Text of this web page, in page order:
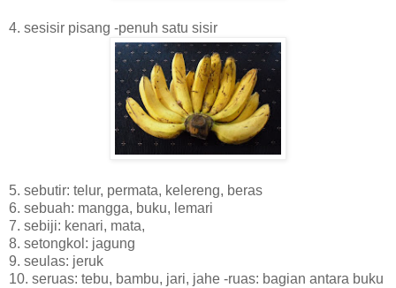
4. sesisir pisang -penuh satu sisir
5. sebutir: telur, permata, kelereng, beras
6. sebuah: mangga, buku, lemari
7. sebiji: kenari, mata,
8. setongkol: jagung
9. seulas: jeruk
10. seruas: tebu, bambu, jari, jahe -ruas: bagian antara buku